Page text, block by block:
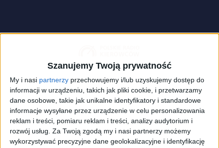
Szanujemy Twoją prywatność
My i nasi partnerzy przechowujemy i/lub uzyskujemy dostęp do
informacji w urządzeniu, takich jak pliki cookie, i przetwarzamy
dane osobowe, takie jak unikalne identyfikatory i standardowe
informacje wysyłane przez urządzenie w celu personalizowania
reklam i treści, pomiaru reklam i treści, analizy audytorium i
rozwój usług. Za Twoją zgodą my i nasi partnerzy możemy
wykorzystywać precyzyjne dane geolokalizacyjne i identyfikację